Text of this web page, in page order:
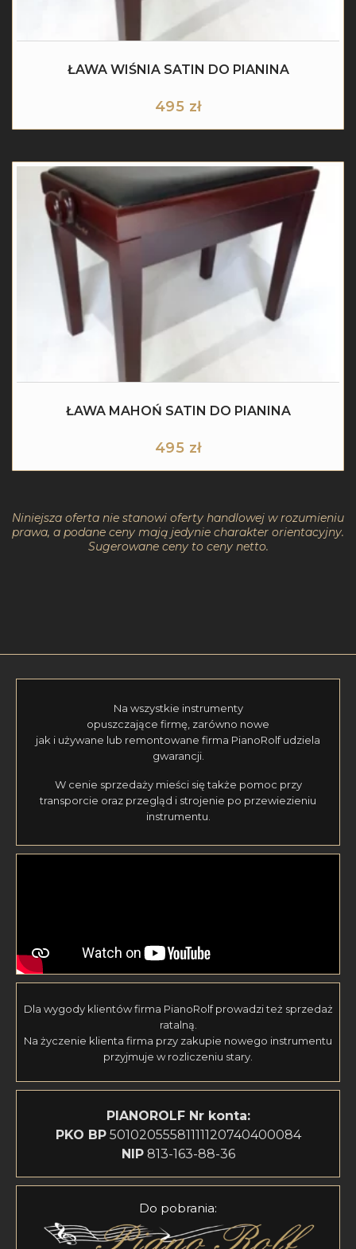
ŁAWA WIŚNIA SATIN DO PIANINA
495 zł
ŁAWA MAHOŃ SATIN DO PIANINA
495 zł
Niniejsza oferta nie stanowi oferty handlowej w rozumieniu
prawa, a podane ceny mają jedynie charakter orientacyjny.
Sugerowane ceny to ceny netto.
Na wszystkie instrumenty
opuszczające firmę, zarówno nowe
jak i używane lub remontowane firma PianoRolf udziela
gwarancji.
W cenie sprzedaży mieści się także pomoc przy
transporcie oraz przegląd i strojenie po przewiezieniu
instrumentu.
Dla wygody klientów firma PianoRolf prowadzi też sprzedaż
ratalną.
Na życzenie klienta firma przy zakupie nowego instrumentu
przyjmuje w rozliczeniu stary.
PIANOROLF Nr konta:
PKO BP50102055581111120740400084
NIP813-163-88-36
Do pobrania: